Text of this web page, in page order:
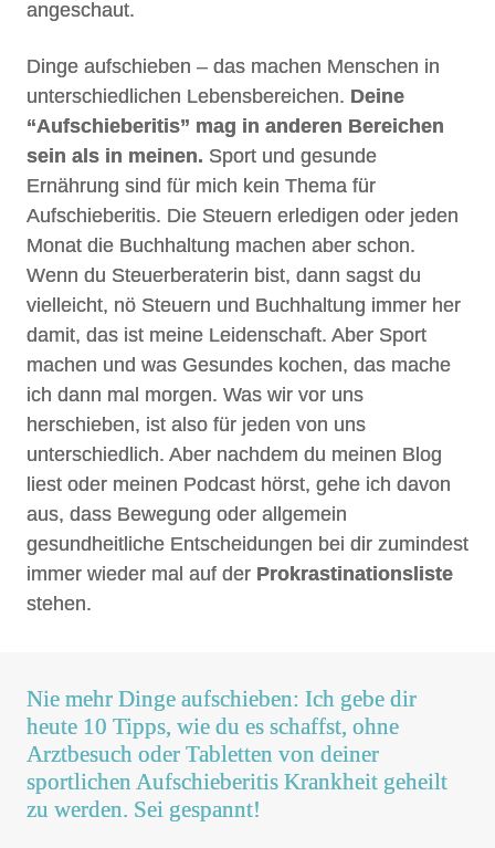
angeschaut.
Dinge aufschieben – das machen Menschen in
unterschiedlichen Lebensbereichen. Deine
“Aufschieberitis” mag in anderen Bereichen
sein als in meinen. Sport und gesunde
Ernährung sind für mich kein Thema für
Aufschieberitis. Die Steuern erledigen oder jeden
Monat die Buchhaltung machen aber schon.
Wenn du Steuerberaterin bist, dann sagst du
vielleicht, nö Steuern und Buchhaltung immer her
damit, das ist meine Leidenschaft. Aber Sport
machen und was Gesundes kochen, das mache
ich dann mal morgen. Was wir vor uns
herschieben, ist also für jeden von uns
unterschiedlich. Aber nachdem du meinen Blog
liest oder meinen Podcast hörst, gehe ich davon
aus, dass Bewegung oder allgemein
gesundheitliche Entscheidungen bei dir zumindest
immer wieder mal auf der Prokrastinationsliste
stehen.
Nie mehr Dinge aufschieben: Ich gebe dir
heute 10 Tipps, wie du es schaffst, ohne
Arztbesuch oder Tabletten von deiner
sportlichen Aufschieberitis Krankheit geheilt
zu werden. Sei gespannt!